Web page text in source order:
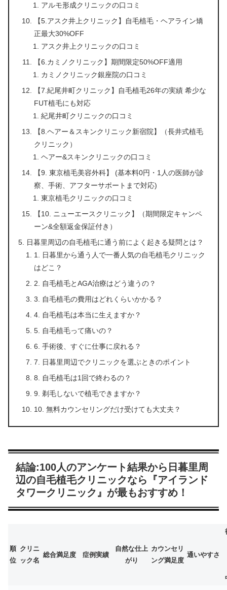
アルモ形成クリニックの口コミ
【5.アスク井上クリニック】自毛植毛・ヘアライン矯
正最大30%OFF
アスク井上クリニックの口コミ
【6.カミノクリニック】期間限定50%OFF適用
カミノクリニック銀座院の口コミ
【7.紀尾井町クリニック】自毛植毛26年の実績 希少な
FUT植毛にも対応
紀尾井町クリニックの口コミ
【8.ヘアー＆スキンクリニック新宿院】（長井式植毛
クリニック）
ヘアー&スキンクリニックの口コミ
【9. 東京植毛美容外科】 (基本料0円・1人の医師が診
察、手術、アフターサポートまで対応)
東京植毛クリニックの口コミ
【10. ニューエースクリニック】（期間限定キャンペ
ーン&全額返金保証付き）
日暮里周辺の自毛植毛に通う前によく起きる疑問とは？
1. 日暮里から通う人で一番人気の自毛植毛クリニック
はどこ？
2. 自毛植毛とAGA治療はどう違うの？
3. 自毛植毛の費用はどれくらいかかる？
4. 自毛植毛は本当に生えますか？
5. 自毛植毛って痛いの？
6. 手術後、すぐに仕事に戻れる？
7. 日暮里周辺でクリニックを選ぶときのポイント
8. 自毛植毛は1回で終わるの？
9. 剃毛しないで植毛できますか？
10. 無料カウンセリングだけ受けても大丈夫？
結論:100人のアンケート結果から日暮里周
辺の自毛植毛クリニックなら『アイランド
タワークリニック』が最もおすすめ！
順
位
クリニ
ック名
総合満足度 症例実績
自然な仕上
がり
カウンセリ
ング満足度
通いやすさ